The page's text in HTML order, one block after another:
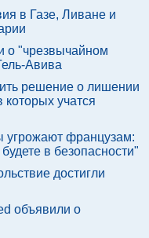
в Газе, Ливане и
о "чрезвычайном
Авива
решение о лишении
учатся
угрожают французам:
в безопасности"
достигли
объявили о